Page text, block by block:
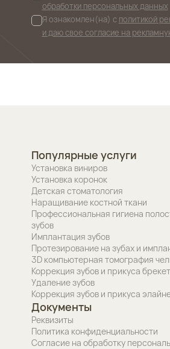
обработки персональных данных
Я ознакомлен(на) с политикой
и даю свое согласие на
Популярные услуги
Установка виниров
Установка коронок
Детская стоматология
Наращивание костной ткани
Профессиональная гигиена
зубов
Имплантация зубов
Протезирование на зубах и
3D компьютерная томография
Коррекция зубов и прикуса
Удаление зубов
Коррекция зубов и прикуса
Документы
Реквизиты
Политика конфиденциальности
Согласие на обработку